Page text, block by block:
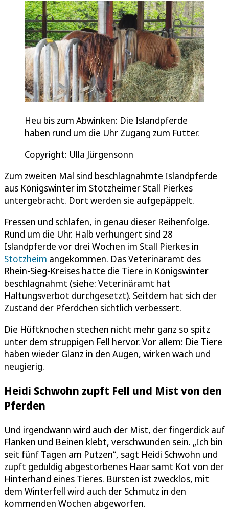
Heu bis zum Abwinken: Die Islandpferde
haben rund um die Uhr Zugang zum Futter.
Copyright: Ulla Jürgensonn
Zum zweiten Mal sind beschlagnahmte Islandpferde
aus Königswinter im Stotzheimer Stall Pierkes
untergebracht. Dort werden sie aufgepäppelt.
Fressen und schlafen, in genau dieser Reihenfolge.
Rund um die Uhr. Halb verhungert sind 28
Islandpferde vor drei Wochen im Stall Pierkes in
Stotzheim angekommen. Das Veterinäramt des
Rhein-Sieg-Kreises hatte die Tiere in Königswinter
beschlagnahmt (siehe: Veterinäramt hat
Haltungsverbot durchgesetzt). Seitdem hat sich der
Zustand der Pferdchen sichtlich verbessert.
Die Hüftknochen stechen nicht mehr ganz so spitz
unter dem struppigen Fell hervor. Vor allem: Die Tiere
haben wieder Glanz in den Augen, wirken wach und
neugierig.
Heidi Schwohn zupft Fell und Mist von den
Pferden
Und irgendwann wird auch der Mist, der fingerdick auf
Flanken und Beinen klebt, verschwunden sein. „Ich bin
seit fünf Tagen am Putzen“, sagt Heidi Schwohn und
zupft geduldig abgestorbenes Haar samt Kot von der
Hinterhand eines Tieres. Bürsten ist zwecklos, mit
dem Winterfell wird auch der Schmutz in den
kommenden Wochen abgeworfen.